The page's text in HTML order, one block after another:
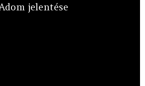
jelentése